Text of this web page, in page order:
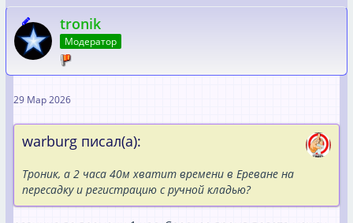
tronik
Модератор
29 Мар 2026
warburg писал(а):
Троник, а 2 часа 40м хватит времени в Ереване на
пересадку и регистрацию с ручной кладью?